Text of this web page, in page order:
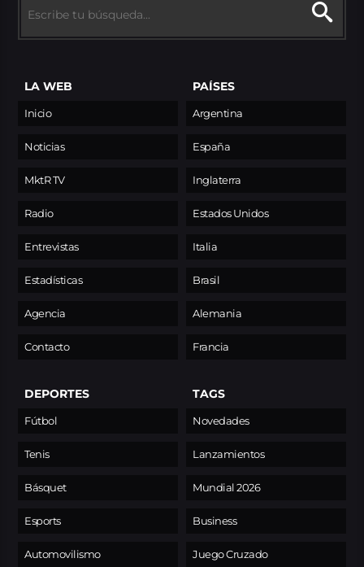
LA WEB
Inicio
Noticias
MktR TV
Radio
Entrevistas
Estadísticas
Agencia
Contacto
PAÍSES
Argentina
España
Inglaterra
Estados Unidos
Italia
Brasil
Alemania
Francia
DEPORTES
Fútbol
Tenis
Básquet
Esports
Automovilismo
TAGS
Novedades
Lanzamientos
Mundial 2026
Business
Juego Cruzado